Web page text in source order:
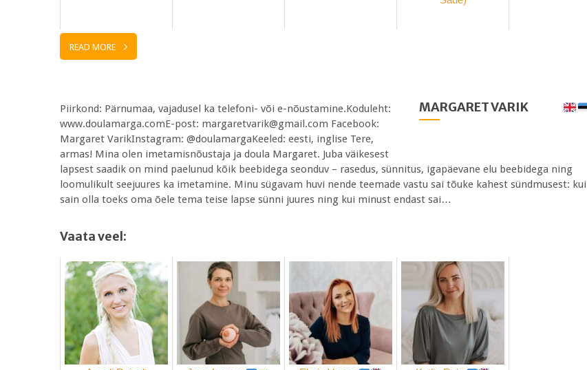
READ MORE
MARGARET VARIK
Piirkond: Pärnumaa, vajadusel ka telefoni- või e-nõustamine.Koduleht:
www.doulamarga.comE-post: margaretvarik@gmail.com Facebook:
Margaret VarikInstagram: @doulamargaKeeled: eesti, inglise Tere,
armas! Mina olen imetamisnõustaja ja doula Margaret. Juba väikesest
lapsest saadik on mind paelunud kõik beebidega seonduv – rasedus, sünnitus, igapäevane elu beebidega ning
loomulikult seejuures ka imetamine. Minu sügavam huvi nende teemade vastu sai tõuke kahest sündmusest: kui
sain olla toeks oma õele tema teise lapse sünni juures ning kui minust endast sai…
Vaata veel: